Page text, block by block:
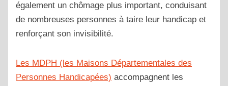
également un chômage plus important, conduisant
de nombreuses personnes à taire leur handicap et
renforçant son invisibilité.
Les MDPH (les Maisons Départementales des
Personnes Handicapées) accompagnent les